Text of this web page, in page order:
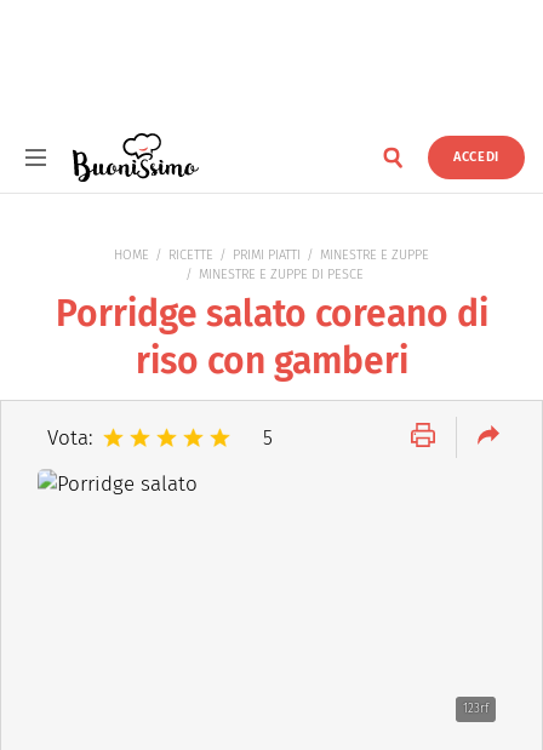
ACCEDI
HOME RICETTE PRIMI PIATTI
MINESTRE E ZUPPE
MINESTRE E ZUPPE DI PESCE
Porridge salato coreano di
riso con gamberi
Vota: 5
123rf